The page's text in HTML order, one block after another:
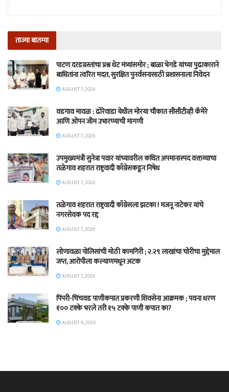
ताज्या बातम्या
पाटण दरडग्रस्तांचा प्रश्न थेट मंत्र्यांसमोर ; बाळा भेगडे यांच्या पुढाकाराने
बाधितांना त्वरित मदत, सुरक्षित पुनर्वसनासाठी प्रशासनाला निवेदन
AUGUST 7, 2026
वडगाव मावळ : ढोरेवाडा येथील मोरया चौकात सीसीटीव्ही कॅमेरे
आणि ओपन जीम उभारण्याची मागणी
AUGUST 7, 2026
उपमुख्यमंत्री सुनेत्रा पवार यांच्यावरील कथित अपमानास्पद वक्तव्याचा
तळेगाव शहरात राष्ट्रवादी काँग्रेसकडून निषेध
AUGUST 7, 2026
तळेगाव शहरात राष्ट्रवादी काँग्रेसला झटका ! मजनू नाटेकर यांचे
नगरसेवक पद रद्द
AUGUST 7, 2026
लोणावळा पोलिसांची मोठी कामगिरी ; २.२९ लाखांचा चोरीचा मुद्देमाल
जप्त, आरोपीला कल्याणमधून अटक
AUGUST 7, 2026
पिंपरी-चिंचवड पाणीकपात प्रकरणी शिवसेना आक्रमक ; पवना धरण
१०० टक्के भरले तरी १५ टक्के पाणी कपात का?
AUGUST 4, 2026